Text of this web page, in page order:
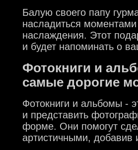
Балую своего папу
насладиться моментами
наслаждения. Этот
и будет напоминать о
Фотокниги и
самые дорогие
Фотокниги и альбомы -
и представить
форме. Они помогут
артистичными, добавив